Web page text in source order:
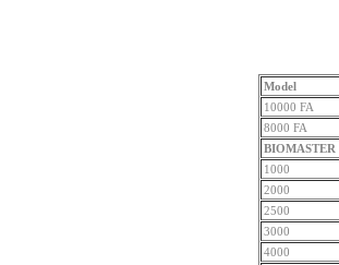
Model
10000 FA
8000 FA
BIOMASTER
1000
2000
2500
3000
4000